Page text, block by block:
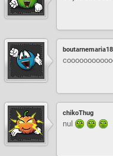
boutarnemaria18
chikoThug
nul